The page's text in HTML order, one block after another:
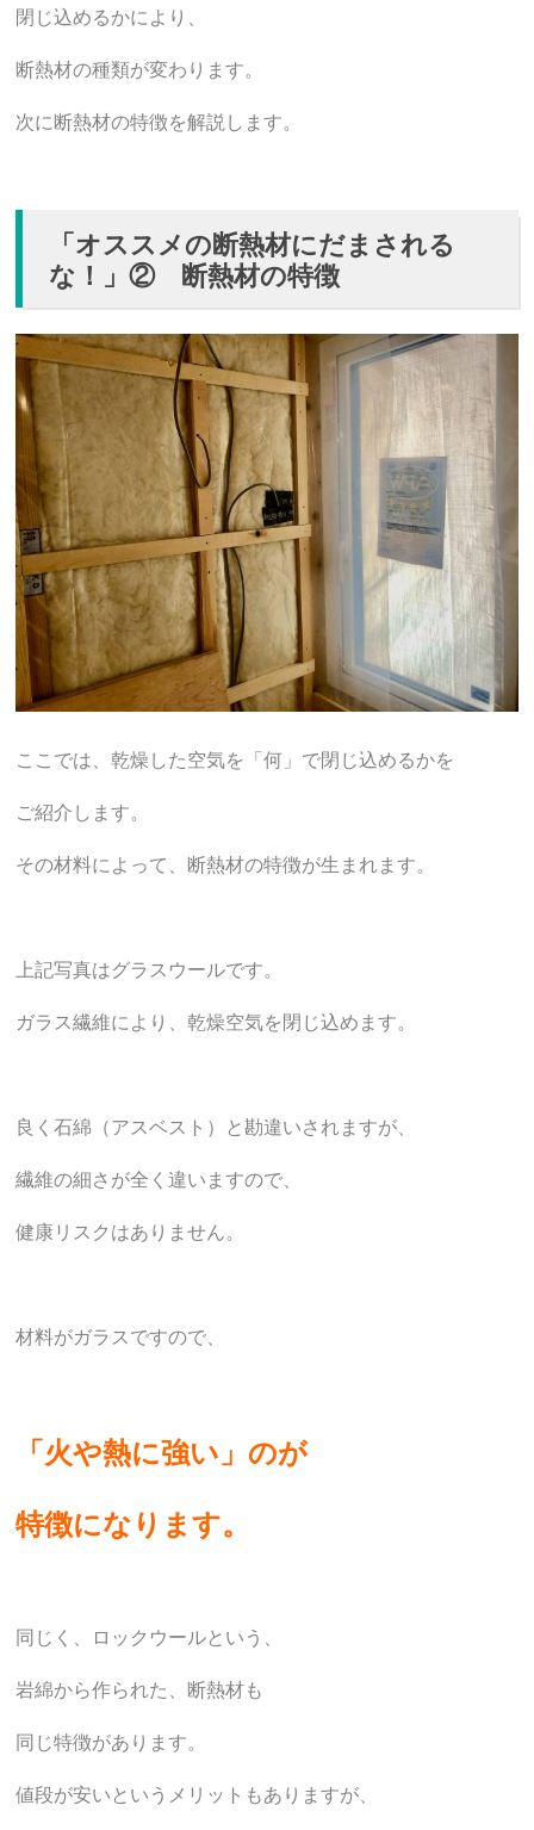
閉じ込めるかにより、
断熱材の種類が変わります。
次に断熱材の特徴を解説します。
「オススメの断熱材にだまされる
な！」② 断熱材の特徴
ここでは、乾燥した空気を「何」で閉じ込めるかを
ご紹介します。
その材料によって、断熱材の特徴が生まれます。
上記写真はグラスウールです。
ガラス繊維により、乾燥空気を閉じ込めます。
良く石綿（アスベスト）と勘違いされますが、
繊維の細さが全く違いますので、
健康リスクはありません。
材料がガラスですので、
「火や熱に強い」のが
特徴になります。
同じく、ロックウールという、
岩綿から作られた、断熱材も
同じ特徴があります。
値段が安いというメリットもありますが、